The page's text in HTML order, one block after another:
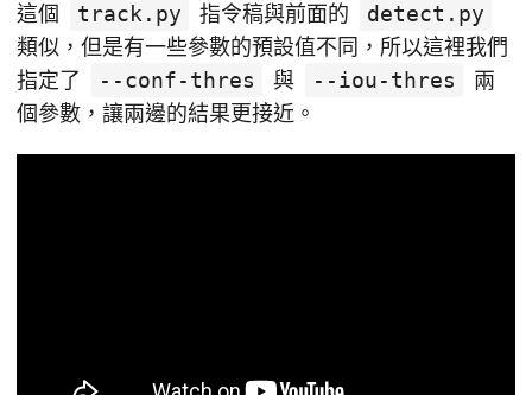
這個 track.py 指令稿與前面的
detect.py
類似，但是有一些參數的預設值不同，所以這裡我們
指定了
--conf-thres 與 --iou-thres
兩
個參數，讓兩邊的結果更接近。